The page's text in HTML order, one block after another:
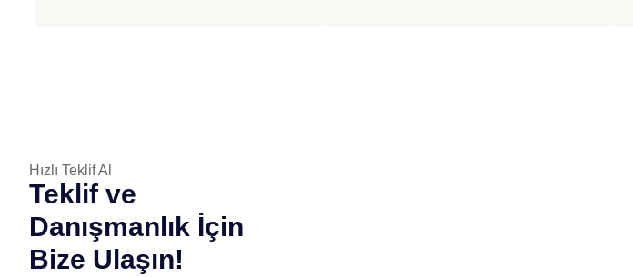
Hızlı Teklif Al
Teklif ve
Danışmanlık İçin
Bize Ulaşın!